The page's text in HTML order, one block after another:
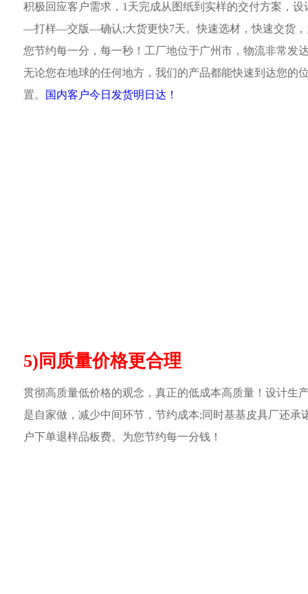
积极回应客户需求，1天完成从图纸到实样的交付方案，设
—打样—交版—确认;大货更快7天。快速选材，快速交货
您节约每一分，每一秒！工厂地位于广州市，物流非常发
无论您在地球的任何地方，我们的产品都能快速到达您的
置。
国内客户今日发货明日达！
5)同质量价格更合理
贯彻高质量低价格的观念，真正的低成本高质量！设计生
是自家做，减少中间环节，节约成本;同时基基皮具厂还承
户下单退样品板费。为您节约每一分钱！